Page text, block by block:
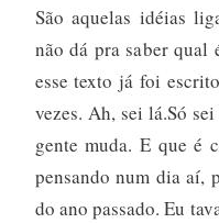
São aquelas idéias
não dá pra saber
esse texto já foi
vezes. Ah, sei lá.Só
gente muda. E que é
pensando num dia aí,
do ano passado. Eu